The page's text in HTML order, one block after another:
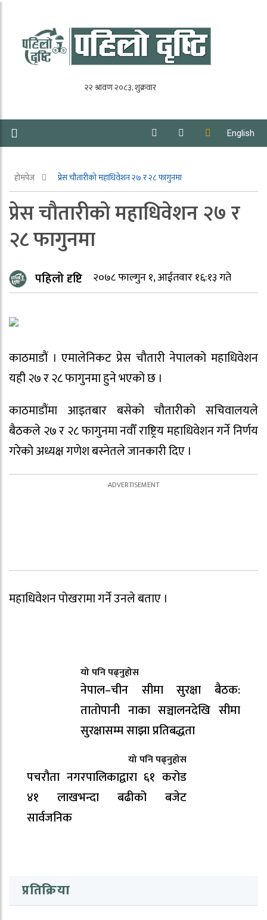
English
होमपेज प्रेस चौतारीको महाधिवेशन २७ र २८ फागुनमा
प्रेस चौतारीको महाधिवेशन २७ र
२८ फागुनमा
पहिलो दृष्टि २०७८ फाल्गुन १, आईतवार १६:१३ गते
काठमाडौं । एमालेनिकट प्रेस चौतारी नेपालको महाधिवेशन
यही २७ र २८ फागुनमा हुने भएको छ ।
काठमाडौंमा आइतबार बसेको चौतारीको सचिवालयले
बैठकले २७ र २८ फागुनमा नवौँ राष्ट्रिय महाधिवेशन गर्ने निर्णय
गरेको अध्यक्ष गणेश बस्नेतले जानकारी दिए ।
महाधिवेशन पोखरामा गर्ने उनले बताए ।
यो पनि पढ्नुहोस
नेपाल–चीन सीमा सुरक्षा बैठक:
तातोपानी नाका सञ्चालनदेखि सीमा
सुरक्षासम्म साझा प्रतिबद्धता
यो पनि पढ्नुहोस
पचरौता नगरपालिकाद्वारा ६१ करोड
४१ लाखभन्दा बढीको बजेट
सार्वजनिक
प्रतिक्रिया